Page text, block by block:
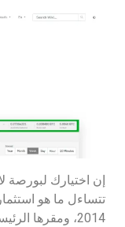
إن اختيارك لبورصة
2014، ومقرها